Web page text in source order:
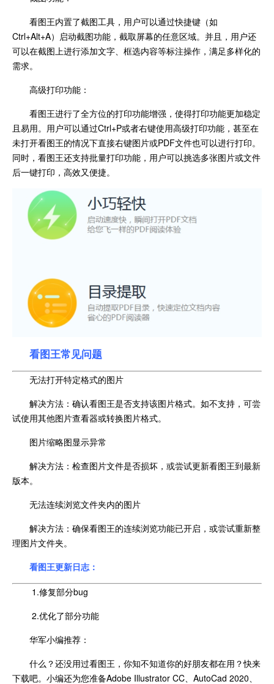
看图王内置了截图工具，用户可以通过快捷键（如
Ctrl+Alt+A）启动截图功能，截取屏幕的任意区域。并且，用户还
可以在截图上进行添加文字、框选内容等标注操作，满足多样化的
需求。
高级打印功能：
看图王进行了全方位的打印功能增强，使得打印功能更加稳定
且易用。用户可以通过Ctrl+P或者右键使用高级打印功能，甚至在
未打开看图王的情况下直接右键图片或PDF文件也可以进行打印。
同时，看图王还支持批量打印功能，用户可以挑选多张图片或文件
后一键打印，高效又便捷。
看图王常见问题
无法打开特定格式的图片
解决方法：确认看图王是否支持该图片格式。如不支持，可尝
试使用其他图片查看器或转换图片格式。
图片缩略图显示异常
解决方法：检查图片文件是否损坏，或尝试更新看图王到最新
版本。
无法连续浏览文件夹内的图片
解决方法：确保看图王的连续浏览功能已开启，或尝试重新整
理图片文件夹。
看图王更新日志：
1.修复部分bug
2.优化了部分功能
华军小编推荐：
什么？还没用过看图王，你知不知道你的好朋友都在用？快来
下载吧。小编还为您准备Adobe Illustrator CC、AutoCad 2020、